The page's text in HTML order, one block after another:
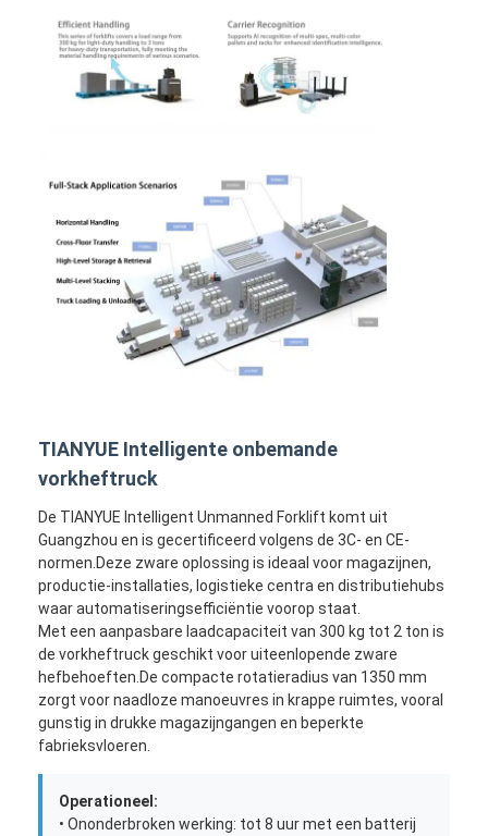
TIANYUE Intelligente onbemande
vorkheftruck
De TIANYUE Intelligent Unmanned Forklift komt uit
Guangzhou en is gecertificeerd volgens de 3C- en CE-
normen.Deze zware oplossing is ideaal voor magazijnen,
productie-installaties, logistieke centra en distributiehubs
waar automatiseringsefficiëntie voorop staat.
Met een aanpasbare laadcapaciteit van 300 kg tot 2 ton is
de vorkheftruck geschikt voor uiteenlopende zware
hefbehoeften.De compacte rotatieradius van 1350 mm
zorgt voor naadloze manoeuvres in krappe ruimtes, vooral
gunstig in drukke magazijngangen en beperkte
fabrieksvloeren.
Operationeel:
• Ononderbroken werking: tot 8 uur met een batterij